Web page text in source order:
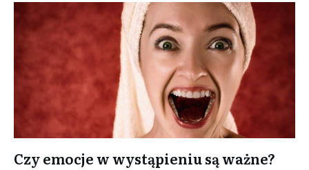
Czy emocje w wystąpieniu są ważne?